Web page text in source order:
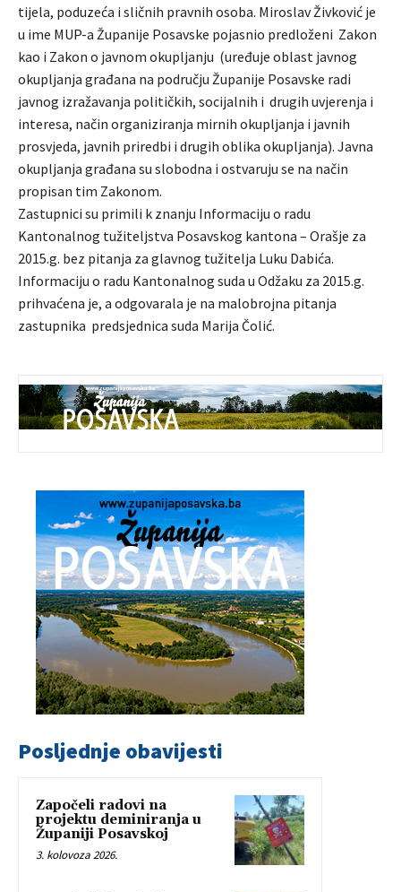
tijela, poduzeća i sličnih pravnih osoba. Miroslav Živković je
u ime MUP-a Županije Posavske pojasnio predloženi Zakon
kao i Zakon o javnom okupljanju (uređuje oblast javnog
okupljanja građana na području Županije Posavske radi
javnog izražavanja političkih, socijalnih i drugih uvjerenja i
interesa, način organiziranja mirnih okupljanja i javnih
prosvjeda, javnih priredbi i drugih oblika okupljanja). Javna
okupljanja građana su slobodna i ostvaruju se na način
propisan tim Zakonom.
Zastupnici su primili k znanju Informaciju o radu
Kantonalnog tužiteljstva Posavskog kantona – Orašje za
2015.g. bez pitanja za glavnog tužitelja Luku Dabića.
Informaciju o radu Kantonalnog suda u Odžaku za 2015.g.
prihvaćena je, a odgovarala je na malobrojna pitanja
zastupnika predsjednica suda Marija Čolić.
Posljednje obavijesti
Započeli radovi na
projektu deminiranja u
Županiji Posavskoj
3. kolovoza 2026.